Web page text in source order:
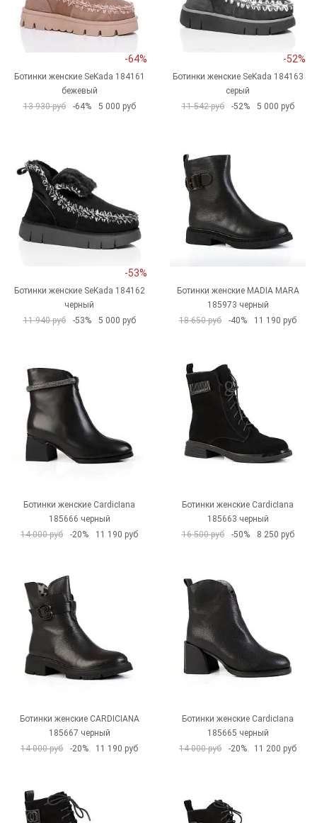
-64%
Ботинки женские SeKada 184161
бежевый
13 930 руб
-64% 5 000 руб
-52%
Ботинки женские SeKada 184163
серый
11 542 руб
-52% 5 000 руб
-53%
Ботинки женские SeKada 184162
черный
11 940 руб
-53% 5 000 руб
Ботинки женские MADIA MARA
185973 черный
18 650 руб
-40% 11 190 руб
Ботинки женские CardicIana
185666 черный
14 000 руб
-20% 11 190 руб
Ботинки женские CardicIana
185663 черный
16 500 руб
-50% 8 250 руб
Ботинки женские CARDICIANA
185667 черный
14 000 руб
-20% 11 190 руб
Ботинки женские CardicIana
185665 черный
14 000 руб
-20% 11 200 руб